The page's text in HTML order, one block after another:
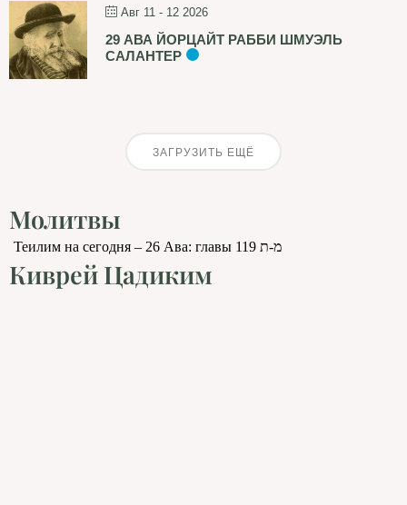
Авг 11 - 12 2026
29 АВА ЙОРЦАЙТ РАББИ ШМУЭЛЬ
САЛАНТЕР
ЗАГРУЗИТЬ ЕЩЁ
Молитвы
Теилим на сегодня – 26 Ава: главы 119 מ-ת
Киврей Цадиким